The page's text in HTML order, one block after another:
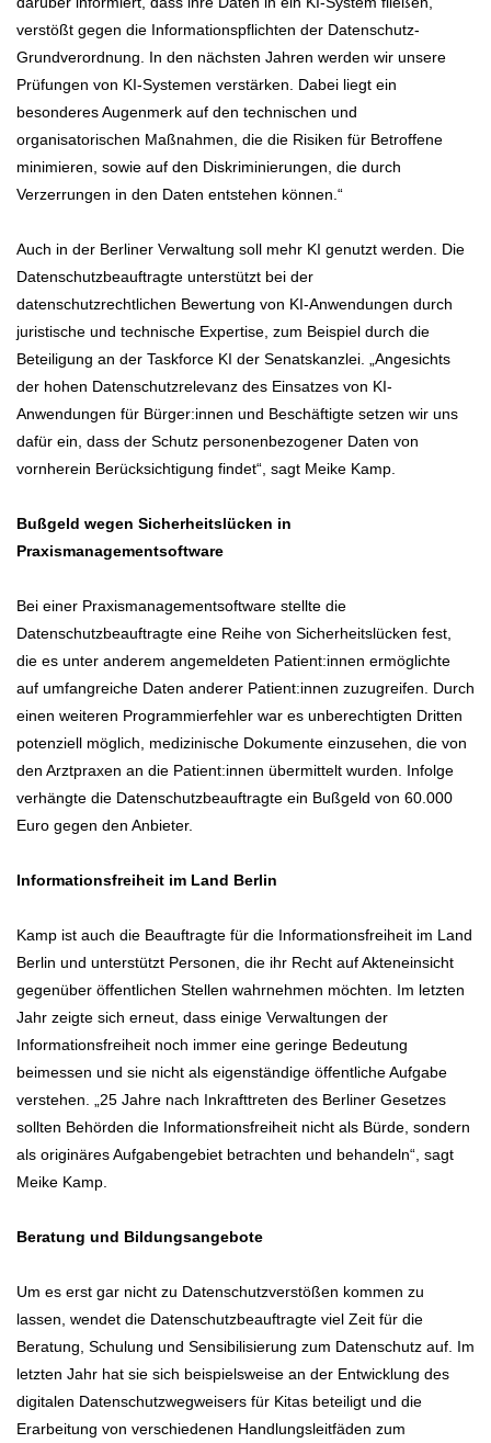
verstößt gegen die Informationspflichten der Datenschutz-
Grundverordnung. In den nächsten Jahren werden wir unsere
Prüfungen von KI-Systemen verstärken. Dabei liegt ein
besonderes Augenmerk auf den technischen und
organisatorischen Maßnahmen, die die Risiken für Betroffene
minimieren, sowie auf den Diskriminierungen, die durch
Verzerrungen in den Daten entstehen können.“
Auch in der Berliner Verwaltung soll mehr KI genutzt werden. Die
Datenschutzbeauftragte unterstützt bei der
datenschutzrechtlichen Bewertung von KI-Anwendungen durch
juristische und technische Expertise, zum Beispiel durch die
Beteiligung an der Taskforce KI der Senatskanzlei. „Angesichts
der hohen Datenschutzrelevanz des Einsatzes von KI-
Anwendungen für Bürger:innen und Beschäftigte setzen wir uns
dafür ein, dass der Schutz personenbezogener Daten von
vornherein Berücksichtigung findet“, sagt Meike Kamp.
Bußgeld wegen Sicherheitslücken in
Praxismanagementsoftware
Bei einer Praxismanagementsoftware stellte die
Datenschutzbeauftragte eine Reihe von Sicherheitslücken fest,
die es unter anderem angemeldeten Patient:innen ermöglichte
auf umfangreiche Daten anderer Patient:innen zuzugreifen. Durch
einen weiteren Programmierfehler war es unberechtigten Dritten
potenziell möglich, medizinische Dokumente einzusehen, die von
den Arztpraxen an die Patient:innen übermittelt wurden. Infolge
verhängte die Datenschutzbeauftragte ein Bußgeld von 60.000
Euro gegen den Anbieter.
Informationsfreiheit im Land Berlin
Kamp ist auch die Beauftragte für die Informationsfreiheit im Land
Berlin und unterstützt Personen, die ihr Recht auf Akteneinsicht
gegenüber öffentlichen Stellen wahrnehmen möchten. Im letzten
Jahr zeigte sich erneut, dass einige Verwaltungen der
Informationsfreiheit noch immer eine geringe Bedeutung
beimessen und sie nicht als eigenständige öffentliche Aufgabe
verstehen. „25 Jahre nach Inkrafttreten des Berliner Gesetzes
sollten Behörden die Informationsfreiheit nicht als Bürde, sondern
als originäres Aufgabengebiet betrachten und behandeln“, sagt
Meike Kamp.
Beratung und Bildungsangebote
Um es erst gar nicht zu Datenschutzverstößen kommen zu
lassen, wendet die Datenschutzbeauftragte viel Zeit für die
Beratung, Schulung und Sensibilisierung zum Datenschutz auf. Im
letzten Jahr hat sie sich beispielsweise an der Entwicklung des
digitalen Datenschutzwegweisers für Kitas beteiligt und die
Erarbeitung von verschiedenen Handlungsleitfäden zum